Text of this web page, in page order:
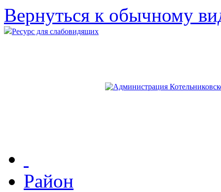
Вернуться к обычному
Ресурс для слабовидящих
Район